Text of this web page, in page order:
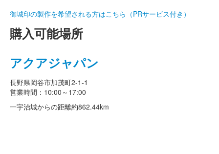
御城印の製作を希望される方はこちら（PRサービス付き）
購入可能場所
アクアジャパン
長野県岡谷市加茂町2-1-1
営業時間：10:00～17:00
一宇治城からの距離約862.44km